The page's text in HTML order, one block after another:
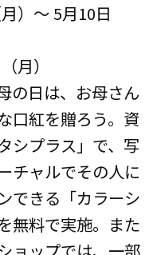
）～ 5月10日
月）
の日は、お母さん
口紅を贈ろう。資
シプラス」で、写
チャルでその人に
できる「カラーシ
無料で実施。また